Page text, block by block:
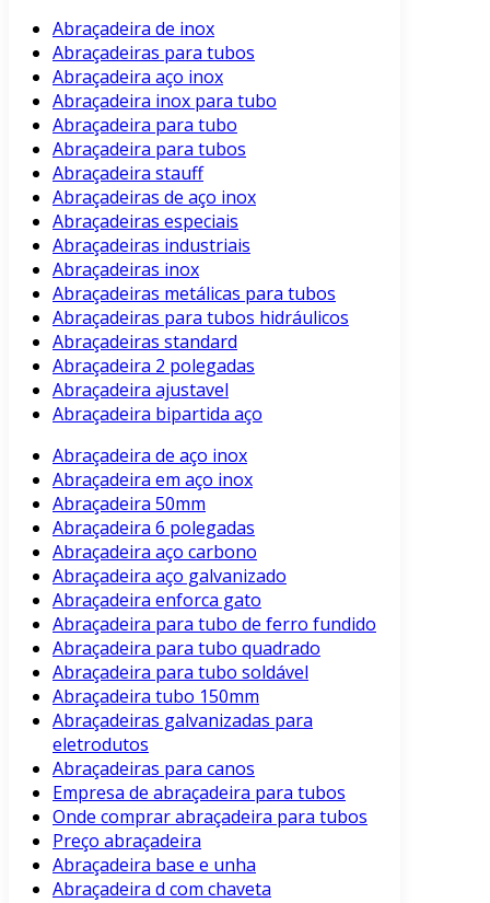
Abraçadeira de inox
Abraçadeiras para tubos
Abraçadeira aço inox
Abraçadeira inox para tubo
Abraçadeira para tubo
Abraçadeira para tubos
Abraçadeira stauff
Abraçadeiras de aço inox
Abraçadeiras especiais
Abraçadeiras industriais
Abraçadeiras inox
Abraçadeiras metálicas para tubos
Abraçadeiras para tubos hidráulicos
Abraçadeiras standard
Abraçadeira 2 polegadas
Abraçadeira ajustavel
Abraçadeira bipartida aço
Abraçadeira de aço inox
Abraçadeira em aço inox
Abraçadeira 50mm
Abraçadeira 6 polegadas
Abraçadeira aço carbono
Abraçadeira aço galvanizado
Abraçadeira enforca gato
Abraçadeira para tubo de ferro fundido
Abraçadeira para tubo quadrado
Abraçadeira para tubo soldável
Abraçadeira tubo 150mm
Abraçadeiras galvanizadas para
eletrodutos
Abraçadeiras para canos
Empresa de abraçadeira para tubos
Onde comprar abraçadeira para tubos
Preço abraçadeira
Abraçadeira base e unha
Abraçadeira d com chaveta